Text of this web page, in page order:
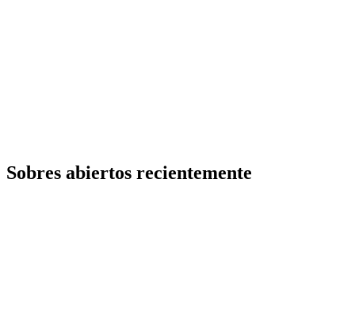
Sobres abiertos recientemente